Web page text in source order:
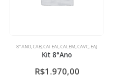
8° ANO,CAB,CAI EAI,CALEM,CAVC, EAJ
Kit 8°Ano
R$1.970,00